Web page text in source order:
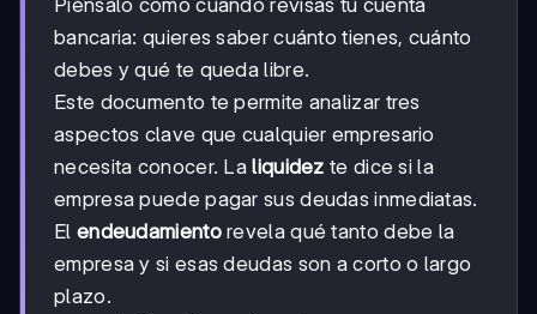
bancaria: quieres saber cuánto tienes, cuánto
debes y qué te queda libre.
Este documento te permite analizar tres
aspectos clave que cualquier empresario
necesita conocer. Laliquidez te dice si la
empresa puede pagar sus deudas inmediatas.
El endeudamientorevela qué tanto debe la
empresa y si esas deudas son a corto o largo
plazo.